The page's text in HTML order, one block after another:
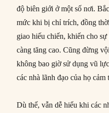
độ biên giới ở một số nơi.
mức khi bị chỉ trích, đồng
giao hiếu chiến, khiến cho
càng tăng cao. Cũng đừng
không bao giờ sử dụng vũ
các nhà lãnh đạo của họ
Dù thế, vẫn dễ hiểu khi các